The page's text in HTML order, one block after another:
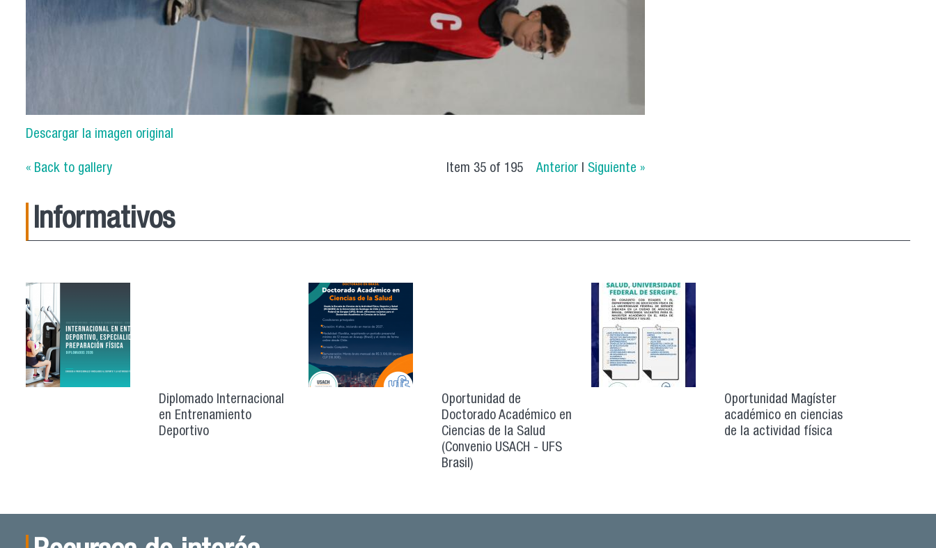
Descargar la imagen original
« Back to gallery Item 35 of 195 Anterior | Siguiente »
Informativos
Diplomado Internacional
en Entrenamiento
Deportivo
Oportunidad de
Doctorado Académico en
Ciencias de la Salud
(Convenio USACH - UFS
Brasil)
Oportunidad Magíster
académico en ciencias
de la actividad física